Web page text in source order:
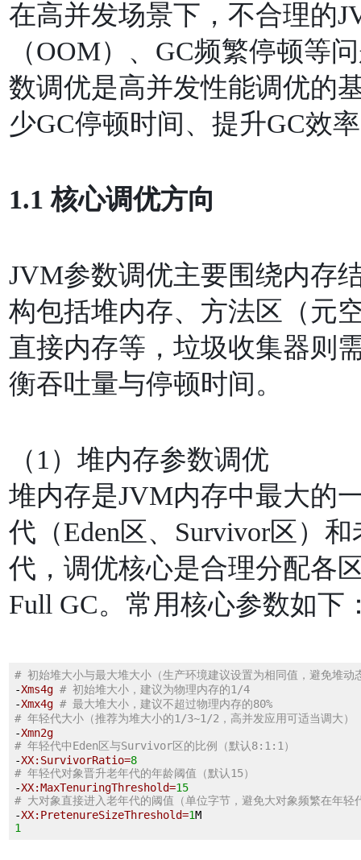
在⾼并发场景下，不合理的
（OOM）、GC频繁停顿等
数调优是⾼并发性能调优的
少GC停顿时间、提升GC效
1.1 核⼼调优⽅向
JVM参数调优主要围绕内存
构包括堆内存、⽅法区（元
直接内存等，垃圾收集器则
衡吞吐量与停顿时间。
（1）堆内存参数调优
堆内存是JVM内存中最⼤的
代（Eden区、Survivor区）和
代，调优核⼼是合理分配各
Full GC。常⽤核⼼参数如下
# 初始堆⼤⼩与最⼤堆⼤⼩（⽣产环境建议设置为相同值，避免堆动
-Xms4g # 初始堆⼤⼩，建议为物理内存的1/4
-Xmx4g # 最⼤堆⼤⼩，建议不超过物理内存的80%
# 年轻代⼤⼩（推荐为堆⼤⼩的1/3~1/2，⾼并发应⽤可适当调⼤）
-Xmn2g
# 年轻代中Eden区与Survivor区的⽐例（默认8:1:1）
-XX:SurvivorRatio=8
# 年轻代对象晋升⽼年代的年龄阈值（默认15）
-XX:MaxTenuringThreshold=15
# ⼤对象直接进⼊⽼年代的阈值（单位字节，避免⼤对象频繁在年轻
-XX:PretenureSizeThreshold=1
1